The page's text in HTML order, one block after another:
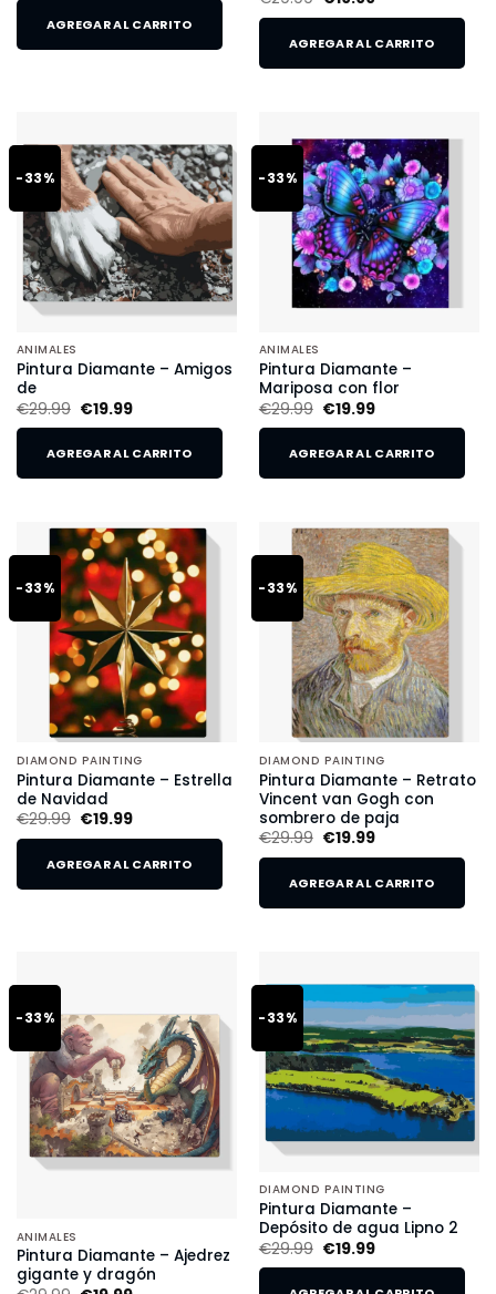
AGREGAR AL CARRITO
AGREGAR AL CARRITO
-33%
ANIMALES
Pintura Diamante – Amigos
de
€29.99 €19.99
AGREGAR AL CARRITO
-33%
ANIMALES
Pintura Diamante –
Mariposa con flor
€29.99 €19.99
AGREGAR AL CARRITO
-33%
DIAMOND PAINTING
Pintura Diamante – Estrella
de Navidad
€29.99 €19.99
AGREGAR AL CARRITO
-33%
DIAMOND PAINTING
Pintura Diamante – Retrato
Vincent van Gogh con
sombrero de paja
€29.99 €19.99
AGREGAR AL CARRITO
-33%
ANIMALES
Pintura Diamante – Ajedrez
gigante y dragón
-33%
DIAMOND PAINTING
Pintura Diamante –
Depósito de agua Lipno 2
€29.99 €19.99